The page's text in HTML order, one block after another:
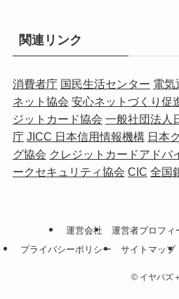
関連リンク
消費者庁 国民生活センター 電気
ネット協会 安心ネットづくり促
ジットカード協会 一般社団法人
庁 JICC 日本信用情報機構 日本
グ協会 クレジットカードアドバ
ークセキュリティ協会 CIC 全国
運営会社 運営者プロフィ
プライバシーポリシー
サイトマップ
©イヤバズ